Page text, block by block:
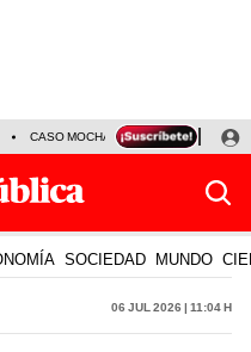
CASO MOCHASUELDOS
SOCIEDAD MUNDO
06 Jul 2026 | 11:04 h